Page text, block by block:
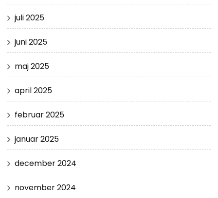
juli 2025
juni 2025
maj 2025
april 2025
februar 2025
januar 2025
december 2024
november 2024